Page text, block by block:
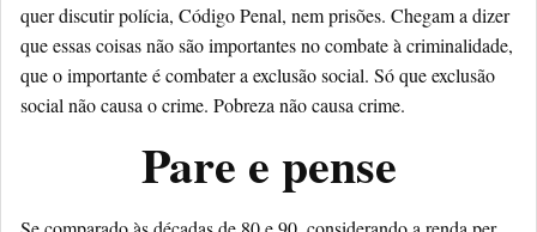
quer discutir polícia, Código Penal, nem prisões. Chegam a dizer
que essas coisas não são importantes no combate à criminalidade,
que o importante é combater a exclusão social. Só que exclusão
social não causa o crime. Pobreza não causa crime.
Pare e pense